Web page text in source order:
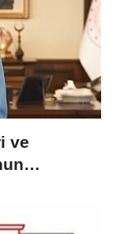
ve